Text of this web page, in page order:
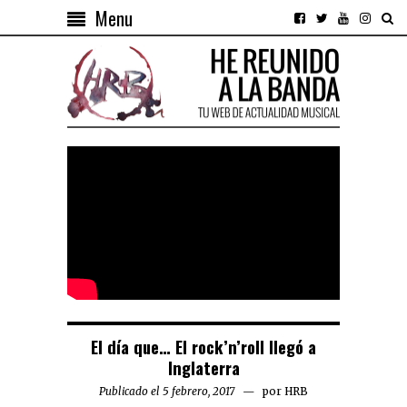
Menu
El día que… El rock’n’roll llegó a
Inglaterra
Publicado el 5 febrero, 2017 por HRB